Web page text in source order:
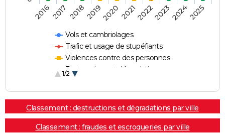
Vols et cambriolages
Trafic et usage de stupéfiants
Violences contre des personnes
Destructions et dégradations
1/2
20162017 20182019202020212022202320242025
Classement : destructions et dégradations par ville
Classement : fraudes et escroqueries par ville